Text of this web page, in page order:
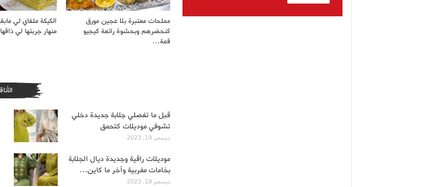
مملحات معتبرة بلا عجين مورق
كنحضرهم وبحشوة رائعة كيجيو
قمة…
الكيكة ملفاي لي
منهار جربتها لي
قبل ما تفصلي جلابة جديدة دخلي
تشوفي موديلات كتحمق
ديسمبر 19, 2023
موديلات راقية وجديدة ديال الجلابة
بخامات مغربية وآخر ما كاين…
ديسمبر 19, 2023